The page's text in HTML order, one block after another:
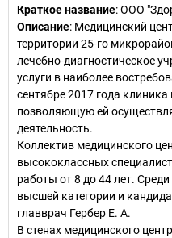
Краткое название:ООО
Описание: Медицинский
территории 25-го
лечебно-диагностическое
услуги в наиболее
сентябре 2017 года
позволяющую ей
деятельность.
Коллектив медицинского
высококлассных
работы от 8 до 44 лет.
высшей категории и
главврач Гербер Е. А.
В стенах медицинского